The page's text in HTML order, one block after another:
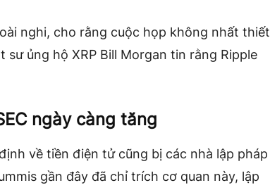
nghi, cho rằng cuộc họp không nhất thiết
ủng hộ XRP Bill Morgan tin rằng Ripple
ngày càng tăng
về tiền điện tử cũng bị các nhà lập pháp
gần đây đã chỉ trích cơ quan này, lập